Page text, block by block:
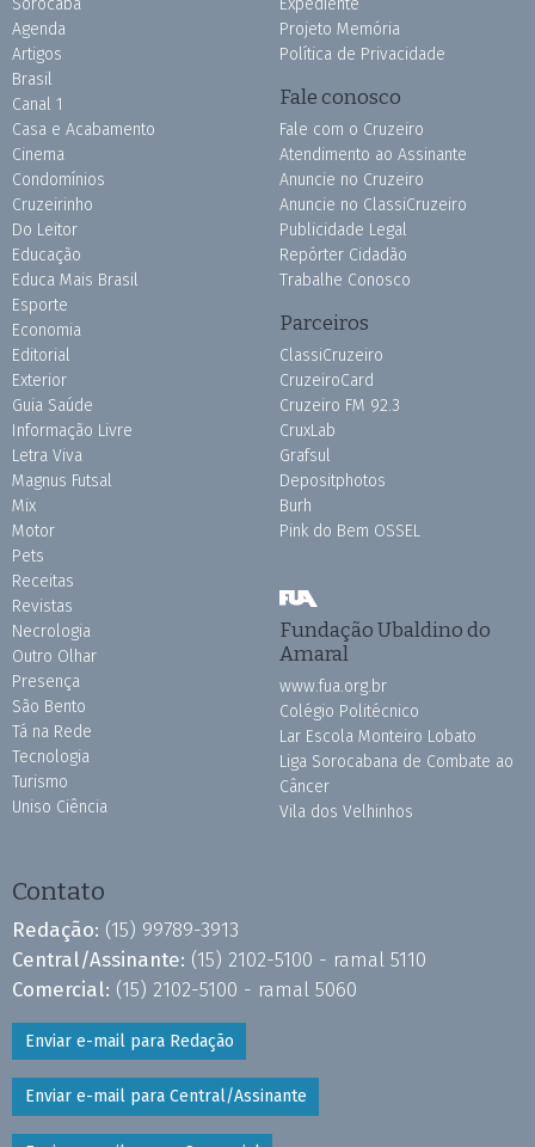
Agenda
Artigos
Brasil
Canal 1
Casa e Acabamento
Cinema
Condomínios
Cruzeirinho
Do Leitor
Educação
Educa Mais Brasil
Esporte
Economia
Editorial
Exterior
Guia Saúde
Informação Livre
Letra Viva
Magnus Futsal
Mix
Motor
Pets
Receitas
Revistas
Necrologia
Outro Olhar
Presença
São Bento
Tá na Rede
Tecnologia
Turismo
Uniso Ciência
Projeto Memória
Política de Privacidade
Fale conosco
Fale com o Cruzeiro
Atendimento ao Assinante
Anuncie no Cruzeiro
Anuncie no ClassiCruzeiro
Publicidade Legal
Repórter Cidadão
Trabalhe Conosco
Parceiros
ClassiCruzeiro
CruzeiroCard
Cruzeiro FM 92.3
CruxLab
Grafsul
Depositphotos
Burh
Pink do Bem OSSEL
Fundação Ubaldino do
Amaral
www.fua.org.br
Colégio Politécnico
Lar Escola Monteiro Lobato
Liga Sorocabana de Combate ao
Câncer
Vila dos Velhinhos
Contato
Redação: (15) 99789-3913
Central/Assinante: (15) 2102-5100 - ramal 5110
Comercial: (15) 2102-5100 - ramal 5060
Enviar e-mail para Redação
Enviar e-mail para Central/Assinante